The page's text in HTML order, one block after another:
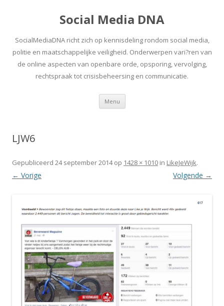
Social Media DNA
SocialMediaDNA richt zich op kennisdeling rondom social media,
politie en maatschappelijke veiligheid. Onderwerpen vari?ren van
de online aspecten van openbare orde, opsporing, vervolging,
rechtspraak tot crisisbeheersing en communicatie.
Menu Spring
inhoud
LJW6
Gepubliceerd 24 september 2014op 1428 × 1010 in LikeJeWijk.
← Vorige Volgende →